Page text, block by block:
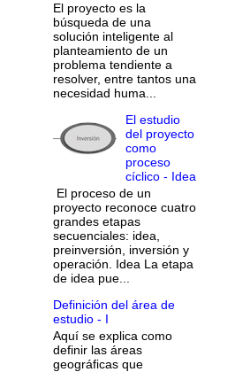
El proyecto es la
búsqueda de una
solución inteligente al
planteamiento de un
problema tendiente a
resolver, entre tantos una
necesidad huma...
El estudio
del proyecto
como
proceso
cíclico - Idea
El proceso de un
proyecto reconoce cuatro
grandes etapas
secuenciales: idea,
preinversión, inversión y
operación. Idea La etapa
de idea pue...
Definición del área de
estudio - I
Aquí se explica como
definir las áreas
geográficas que